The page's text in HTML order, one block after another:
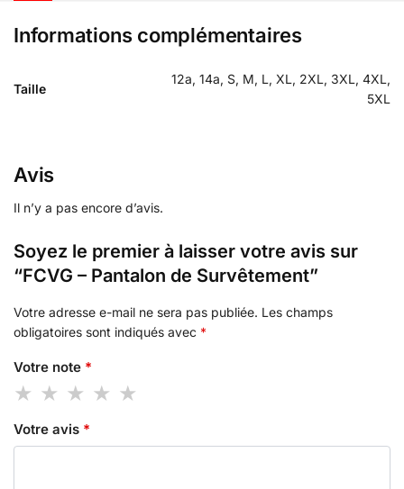
Informations complémentaires
Taille
12a, 14a, S, M, L, XL, 2XL, 3XL, 4XL,
5XL
Avis
Il n’y a pas encore d’avis.
Soyez le premier à laisser votre avis sur
“FCVG – Pantalon de Survêtement”
Votre adresse e-mail ne sera pas publiée. Les champs
obligatoires sont indiqués avec *
Votre note *
Votre avis *